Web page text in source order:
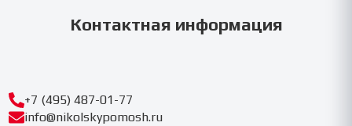
Контактная информация
+7 (495) 487-01-77
info@nikolskypomosh.ru